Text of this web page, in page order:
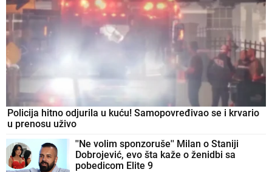
Policija hitno odjurila u kuću! Samopovređivao se i krvario
u prenosu uživo
''Ne volim sponzoruše'' Milan o Staniji
Dobrojević, evo šta kaže o ženidbi sa
pobedicom Elite 9